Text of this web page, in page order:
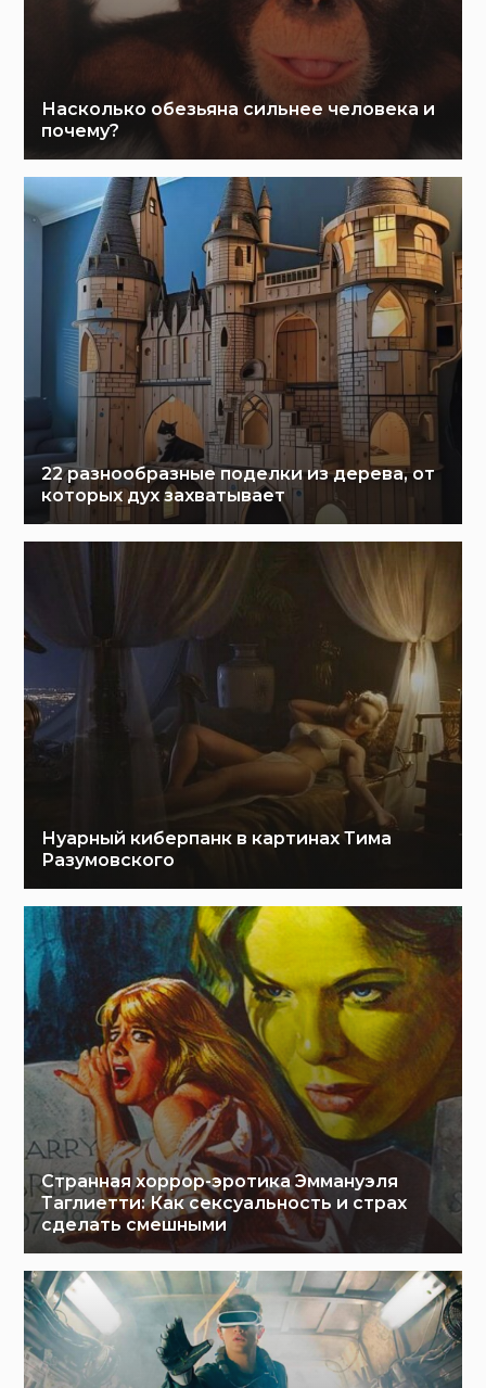
Насколько обезьяна сильнее человека и
почему?
22 разнообразные поделки из дерева, от
которых дух захватывает
Нуарный киберпанк в картинах Тима
Разумовского
Странная хоррор-эротика Эммануэля
Таглиетти: Как сексуальность и страх
сделать смешными